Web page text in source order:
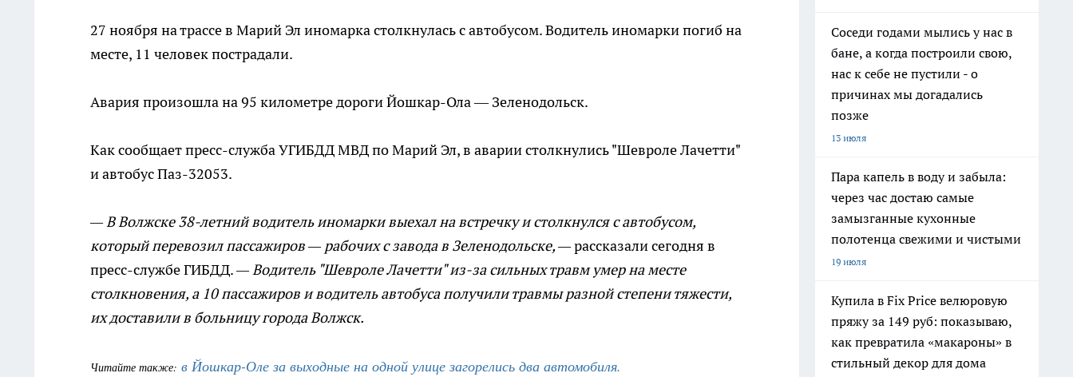
27 ноября на трассе в Марий Эл иномарка столкнулась с автобусом. Водитель иномарки погиб на
месте, 11 человек пострадали.
Авария произошла на 95 километре дороги Йошкар-Ола — Зеленодольск.
Как сообщает пресс-служба УГИБДД МВД по Марий Эл, в аварии столкнулись "Шевроле Лачетти"
и автобус Паз-32053.
— В Волжске 38-летний водитель иномарки выехал на встречку и столкнулся с автобусом,
который перевозил пассажиров — рабочих с завода в Зеленодольске, —рассказали сегодня в
пресс-службе ГИБДД.— Водитель "Шевроле Лачетти" из-за сильных травм умер на месте
столкновения, а 10 пассажиров и водитель автобуса получили травмы разной степени тяжести,
их доставили в больницу города Волжск.
Читайте также: в Йошкар-Оле за выходные на одной улице загорелись два автомобиля.
Соседи годами мылись у нас в
бане, а когда построили свою,
нас к себе не пустили - о
причинах мы догадались
позже
13 июля
Пара капель в воду и забыла:
через час достаю самые
замызганные кухонные
полотенца свежими и чистыми
19 июля
Купила в Fix Price велюровую
пряжу за 149 руб: показываю,
как превратила «макароны» в
стильный декор для дома